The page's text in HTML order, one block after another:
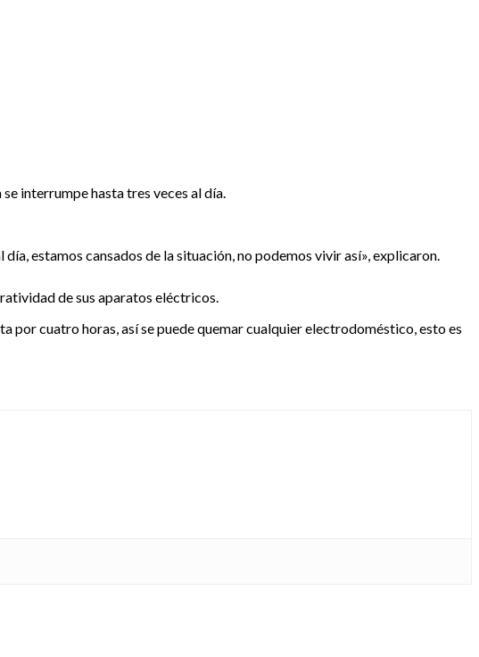
interrumpe hasta tres veces al día.
estamos cansados de la situación, no podemos vivir así», explicaron.
de sus aparatos eléctricos.
por cuatro horas, así se puede quemar cualquier electrodoméstico, esto es